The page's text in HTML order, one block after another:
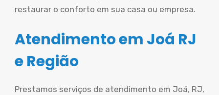
restaurar o conforto em sua casa ou empresa.
Atendimento em Joá RJ
e Região
Prestamos serviços de atendimento em Joá, RJ,